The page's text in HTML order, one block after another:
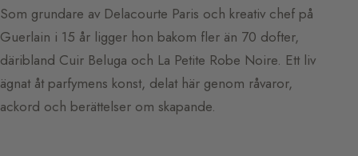
Som grundare av Delacourte Paris och kreativ chef på
Guerlain i 15 år ligger hon bakom fler än 70 dofter,
däribland Cuir Beluga och La Petite Robe Noire. Ett liv
ägnat åt parfymens konst, delat här genom råvaror,
ackord och berättelser om skapande.